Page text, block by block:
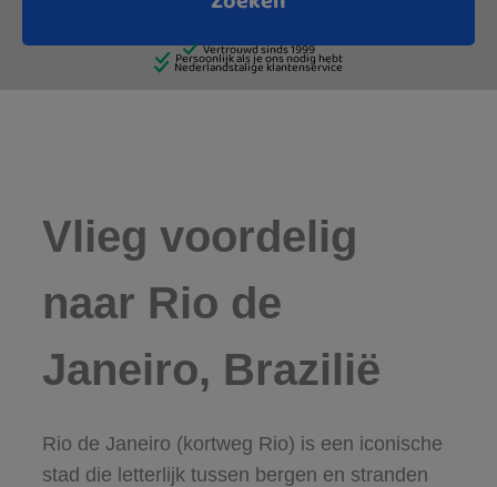
Vlieg voordelig
naar Rio de
Janeiro, Brazilië
Rio de Janeiro (kortweg Rio) is een iconische
stad die letterlijk tussen bergen en stranden